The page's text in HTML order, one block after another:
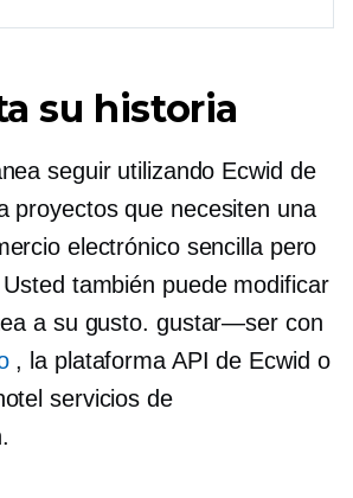
su historia
seguir utilizando Ecwid de
proyectos que necesiten una
electrónico sencilla pero
también puede modificar
a su gusto. gustar—sercon
, la plataforma API de Ecwid o
servicios de